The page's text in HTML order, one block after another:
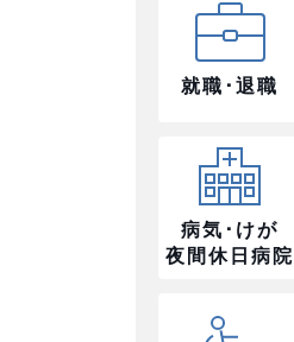
就職･退職
病気･けが
夜間休日病院